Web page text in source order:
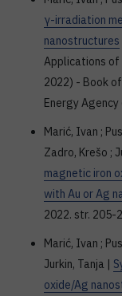
γ-irradiation
nanostructures
Applications of
2022) - Book
Energy Agency
Marić, Ivan ;
Zadro, Krešo ;
magnetic iron
with Au or Ag
2022. str. 205-
Marić, Ivan ;
Jurkin, Tanja |
oxide/Ag